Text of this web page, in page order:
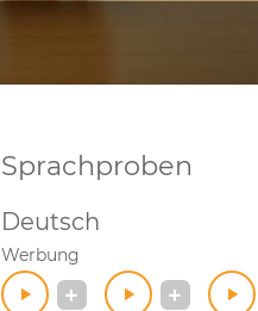
Sprachproben
Deutsch
Werbung